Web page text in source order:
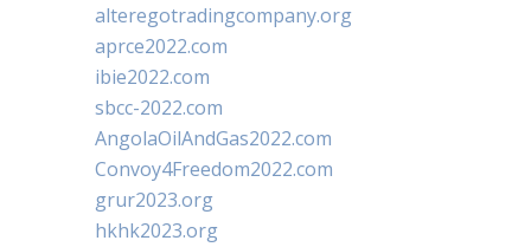
alteregotradingcompany.org
aprce2022.com
ibie2022.com
sbcc-2022.com
AngolaOilAndGas2022.com
Convoy4Freedom2022.com
grur2023.org
hkhk2023.org